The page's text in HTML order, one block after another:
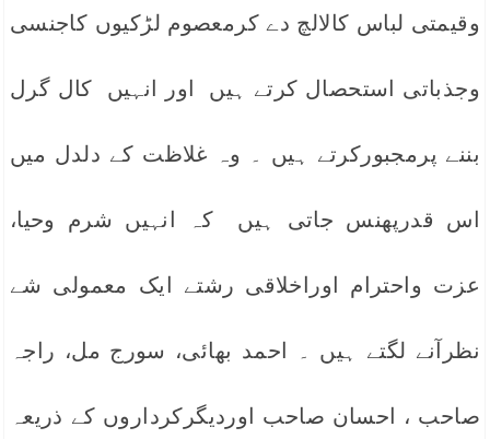
وقیمتی لباس کالالچ دے کرمعصوم لڑکیوں کاجنسی
وجذباتی استحصال کرتے ہیں اور انہیں کال گرل
بننے پرمجبورکرتے ہیں ۔ وہ غلاظت کے دلدل میں
اس قدرپھنس جاتی ہیں کہ انہیں شرم وحیا،
عزت واحترام اوراخلاقی رشتے ایک معمولی شے
نظرآنے لگتے ہیں ۔ احمد بھائی، سورج مل، راجہ
صاحب ، احسان صاحب اوردیگرکرداروں کے ذریعہ